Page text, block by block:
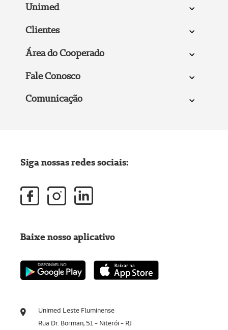
Unimed
Clientes
Área do Cooperado
Fale Conosco
Comunicação
Unimed Leste Fluminense
Rua Dr. Borman, 51 - Niterói - RJ
Siga nossas redes sociais:
Baixe nosso aplicativo